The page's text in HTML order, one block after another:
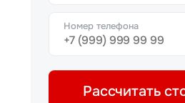
Номер телефона
Рассчитать